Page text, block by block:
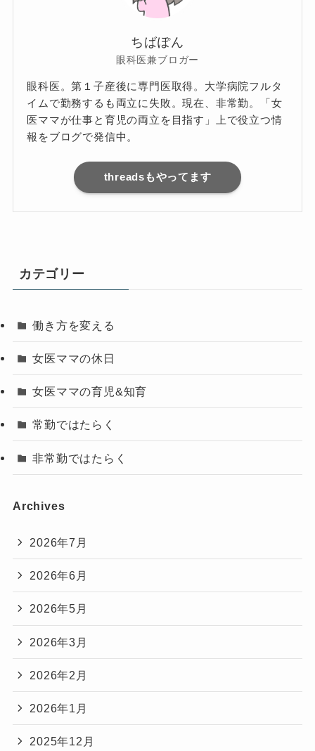
ちばぽん
眼科医兼ブロガー
眼科医。第１子産後に専門医取得。大学病院フルタ
イムで勤務するも両立に失敗。現在、非常勤。「女
医ママが仕事と育児の両立を目指す」上で役立つ情
報をブログで発信中。
threadsもやってます
カテゴリー
働き方を変える
女医ママの休日
女医ママの育児&知育
常勤ではたらく
非常勤ではたらく
Archives
2026年7月
2026年6月
2026年5月
2026年3月
2026年2月
2026年1月
2025年12月